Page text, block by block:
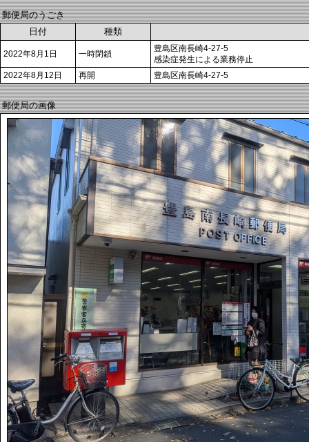
郵便局のうごき
日付
種類
2022年8月1日 一時閉鎖
豊島区南長崎4-27-5
感染症発生による業務停止
2022年8月12日
再開 豊島区南長崎4-27-5
郵便局の画像